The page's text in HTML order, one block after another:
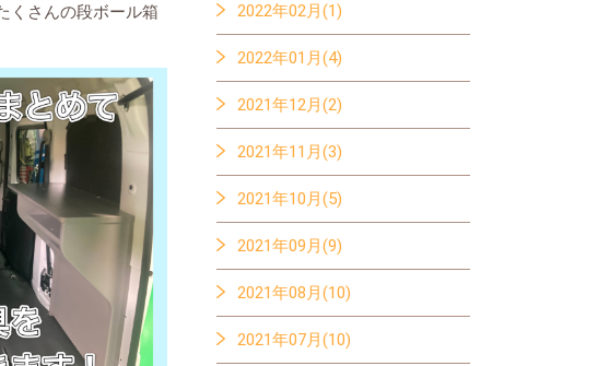
くさんの段ボール箱
2022年02月(1)
2022年01月(4)
2021年12月(2)
2021年11月(3)
2021年10月(5)
2021年09月(9)
2021年08月(10)
2021年07月(10)